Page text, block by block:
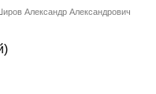
Александр Александрович